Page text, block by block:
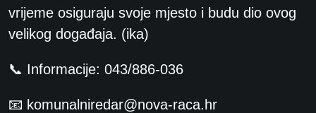
vrijeme osiguraju svoje mjesto i budu dio ovog
velikog događaja. (ika)
📞 Informacije: 043/886-036
📧 komunalniredar@nova-raca.hr